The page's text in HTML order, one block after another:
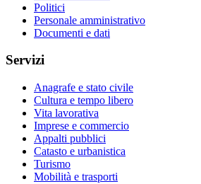
Politici
Personale amministrativo
Documenti e dati
Servizi
Anagrafe e stato civile
Cultura e tempo libero
Vita lavorativa
Imprese e commercio
Appalti pubblici
Catasto e urbanistica
Turismo
Mobilità e trasporti